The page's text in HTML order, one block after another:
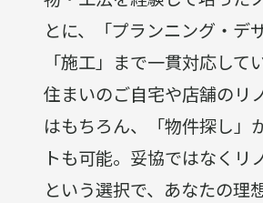
とに、「プランニング・デ
「施工」まで一貫対応して
住まいのご自宅や店舗のリ
はもちろん、「物件探し」
トも可能。妥協ではなくリ
という選択で、あなたの理